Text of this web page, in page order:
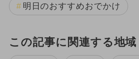
明日のおすすめおでかけ
この記事に関連する地域